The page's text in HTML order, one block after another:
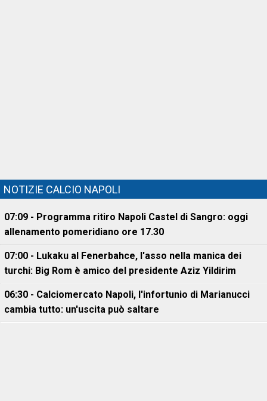
NOTIZIE CALCIO NAPOLI
07:09 - Programma ritiro Napoli Castel di Sangro: oggi
allenamento pomeridiano ore 17.30
07:00 - Lukaku al Fenerbahce, l'asso nella manica dei
turchi: Big Rom è amico del presidente Aziz Yildirim
06:30 - Calciomercato Napoli, l'infortunio di Marianucci
cambia tutto: un'uscita può saltare